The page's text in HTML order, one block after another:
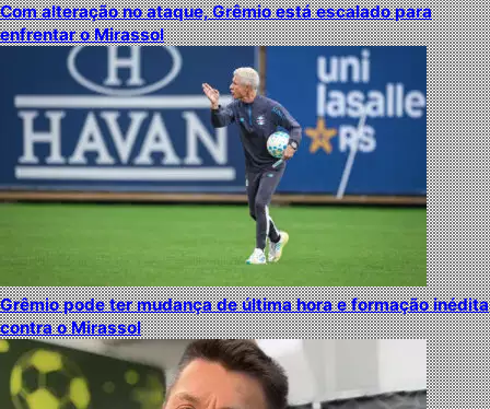
Com alteração no ataque, Grêmio está escalado para
enfrentar o Mirassol
Grêmio pode ter mudança de última hora e formação inédita
contra o Mirassol